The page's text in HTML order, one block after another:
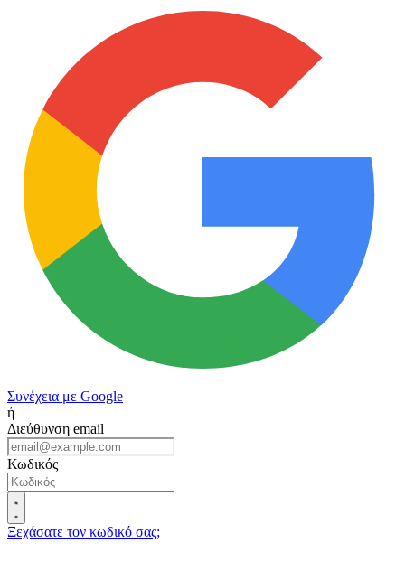
Συνέχεια με Google
ή
Διεύθυνση email
Κωδικός
Ξεχάσατε τον κωδικό σας;